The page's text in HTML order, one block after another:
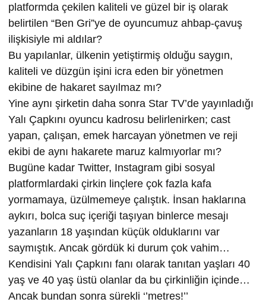
platformda çekilen kaliteli ve güzel bir iş olarak
belirtilen “Ben Gri”ye de oyuncumuz ahbap-çavuş
ilişkisiyle mi aldılar?
Bu yapılanlar, ülkenin yetiştirmiş olduğu saygın,
kaliteli ve düzgün işini icra eden bir yönetmen
ekibine de hakaret sayılmaz mı?
Yine aynı şirketin daha sonra Star TV’de yayınladığı
Yalı Çapkını oyuncu kadrosu belirlenirken; cast
yapan, çalışan, emek harcayan yönetmen ve reji
ekibi de aynı hakarete maruz kalmıyorlar mı?
Bugüne kadar Twitter, Instagram gibi sosyal
platformlardaki çirkin linçlere çok fazla kafa
yormamaya, üzülmemeye çalıştık. İnsan haklarına
aykırı, bolca suç içeriği taşıyan binlerce mesajı
yazanların 18 yaşından küçük olduklarını var
saymıştık. Ancak gördük ki durum çok vahim…
Kendisini Yalı Çapkını fanı olarak tanıtan yaşları 40
yaş ve 40 yaş üstü olanlar da bu çirkinliğin içinde…
Ancak bundan sonra sürekli ‘’metres!’’